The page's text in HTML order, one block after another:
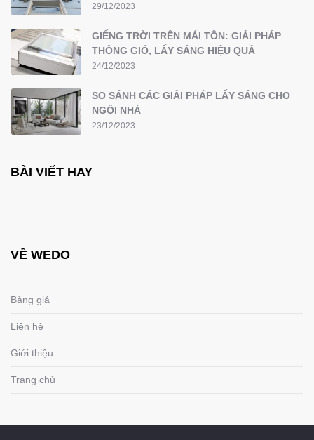
29/12/2023
GIẾNG TRỜI TRÊN MÁI TÔN: GIẢI PHÁP
THÔNG GIÓ, LẤY SÁNG HIỆU QUẢ
24/12/2023
SO SÁNH CÁC GIẢI PHÁP LẤY SÁNG CHO
NGÔI NHÀ
23/12/2023
BÀI VIẾT HAY
VỀ WEDO
Bảng giá
Liên hệ
Giới thiệu
Trang chủ